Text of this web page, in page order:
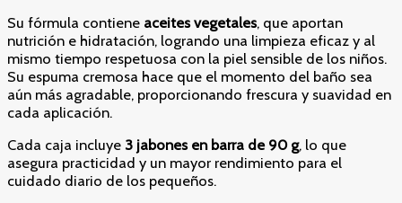
Su fórmula contiene aceites vegetales, que aportan
nutrición e hidratación, logrando una limpieza eficaz y al
mismo tiempo respetuosa con la piel sensible de los niños.
Su espuma cremosa hace que el momento del baño sea
aún más agradable, proporcionando frescura y suavidad en
cada aplicación.
Cada caja incluye 3 jabones en barra de 90 g, lo que
asegura practicidad y un mayor rendimiento para el
cuidado diario de los pequeños.